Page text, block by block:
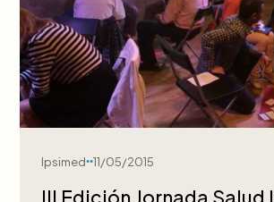
Ipsimed 11/05/2015
III Edición Jornada Salud